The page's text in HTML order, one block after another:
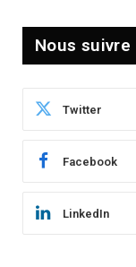
Nous suivre
Twitter
Facebook
LinkedIn